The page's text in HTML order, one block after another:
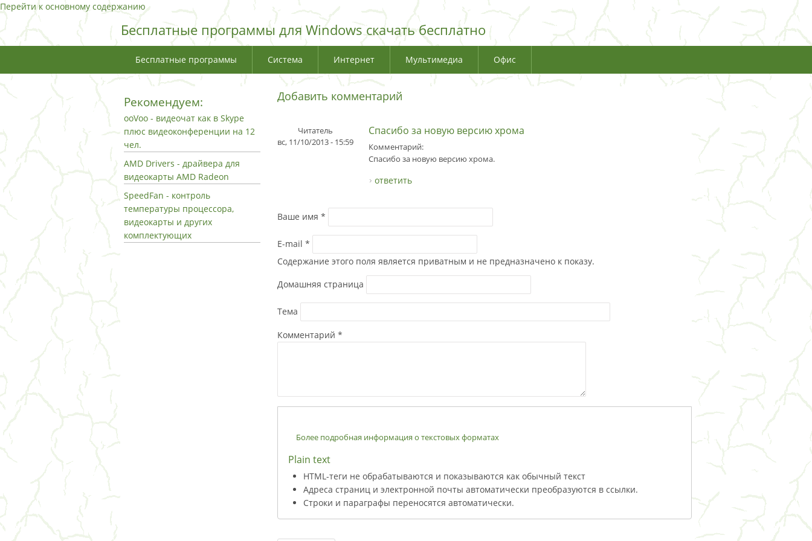
Перейти к основному содержанию
Бесплатные программы для Windows скачать бесплатно
Бесплатные программы Система Интернет Мультимедиа Офис
Добавить комментарий
Читатель
вс, 11/10/2013 - 15:59
Спасибо за новую версию хрома
Комментарий:
Спасибо за новую версию хрома.
ответить
Ваше имя *
E-mail *
Содержание этого поля является приватным и не предназначено к показу.
Домашняя страница
Тема
Комментарий *
Более подробная информация о текстовых форматах
Plain text
HTML-теги не обрабатываются и показываются как обычный текст
Адреса страниц и электронной почты автоматически преобразуются в ссылки.
Строки и параграфы переносятся автоматически.
Рекомендуем:
ooVoo - видеочат как в Skype
плюс видеоконференции на 12
чел.
AMD Drivers - драйвера для
видеокарты AMD Radeon
SpeedFan - контроль
температуры процессора,
видеокарты и других
комплектующих